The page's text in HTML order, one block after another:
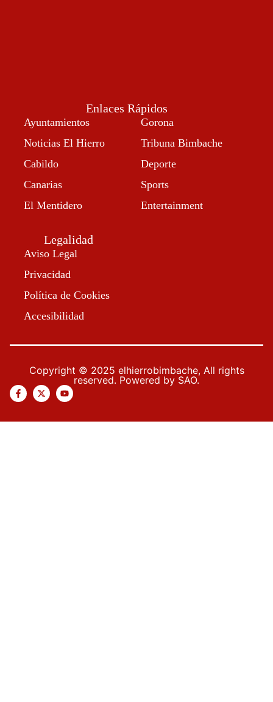
Enlaces Rápidos
Ayuntamientos
Noticias El Hierro
Cabildo
Canarias
El Mentidero
Gorona
Tribuna Bimbache
Deporte
Sports
Entertainment
Legalidad
Aviso Legal
Privacidad
Política de Cookies
Accesibilidad
Copyright © 2025 elhierrobimbache, All rights
reserved. Powered by SAO.